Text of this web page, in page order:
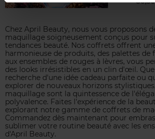
Chez April Beauty, nous vous proposons
maquillage soigneusement conçus pour
tendances beauté. Nos coffrets offrent
harmonieuse de produits, des palettes de
aux ensembles de rouges à lèvres, vous
des looks irrésistibles en un clin d'œil. Que
recherche d'une idée cadeau parfaite ou
explorer de nouveaux horizons
maquillage sont la quintessence de
polyvalence. Faites l'expérience de la
explorant notre gamme de coffrets de
Commandez dès maintenant pour
sublimer votre routine beauté avec les
d'April Beauty.